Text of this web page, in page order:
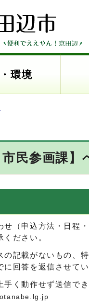
環境
市民参画課
せ（申込方法・日程
ください。
の記載がないもの、
に回答を返信させて
手く動作せず送信で